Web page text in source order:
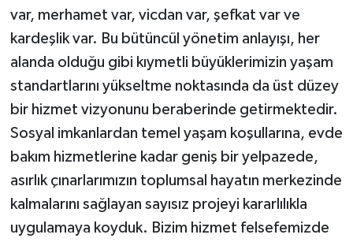
var, merhamet var, vicdan var, şefkat var ve
kardeşlik var. Bu bütüncül yönetim anlayışı, her
alanda olduğu gibi kıymetli büyüklerimizin yaşam
standartlarını yükseltme noktasında da üst düzey
bir hizmet vizyonunu beraberinde getirmektedir.
Sosyal imkanlardan temel yaşam koşullarına, evde
bakım hizmetlerine kadar geniş bir yelpazede,
asırlık çınarlarımızın toplumsal hayatın merkezinde
kalmalarını sağlayan sayısız projeyi kararlılıkla
uygulamaya koyduk. Bizim hizmet felsefemizde